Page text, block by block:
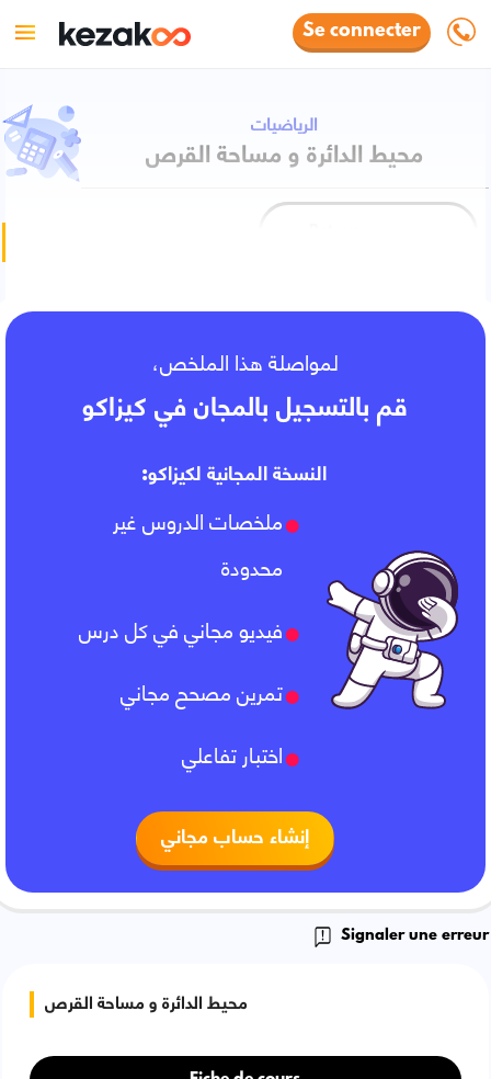
Se connecter
الرياضيات
محيط الدائرة و مساحة القرص
لمواصلة هذا الملخص،
قم بالتسجيل بالمجان في كيزاكو
النسخة المجانية لكيزاكو:
ملخصات الدروس غير
محدودة
فيديو مجاني في كل درس
تمرين مصحح مجاني
اختبار تفاعلي
إنشاء حساب مجاني
Signaler une erreur
محيط الدائرة و مساحة القرص